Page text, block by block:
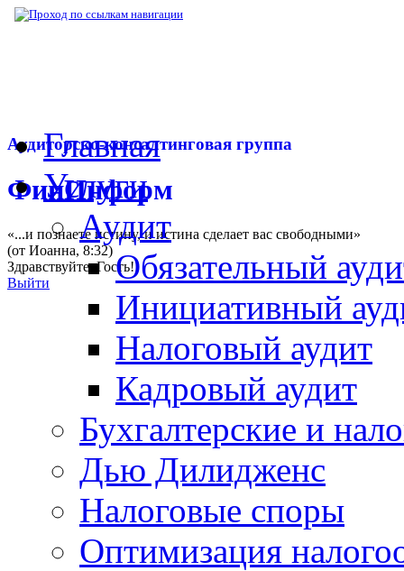
Аудиторско-консалтинговая группа
ФинИнформ
«...и познаете истину, и истина сделает вас свободными»
(от Иоанна, 8:32)
Здравствуйте,Гость!
Выйти
Главная
Услуги
Аудит
Обязательный
Инициативный
Налоговый аудит
Кадровый аудит
Бухгалтерские и
Дью Дилидженс
Налоговые споры
Оптимизация